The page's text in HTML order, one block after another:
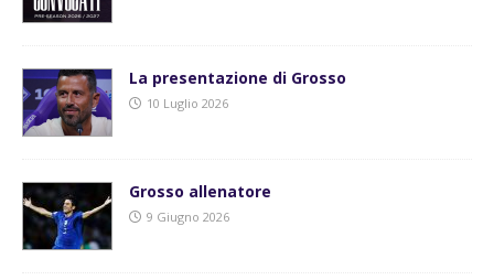
La presentazione di Grosso
10 Luglio 2026
Grosso allenatore
9 Giugno 2026